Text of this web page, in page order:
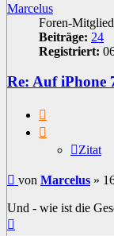
Marcelus
Foren-Mitglied
Beiträge: 24
Registriert:
Re: Auf iPhone
Zitat
Beitrag
von Marcelus »
Und - wie ist die